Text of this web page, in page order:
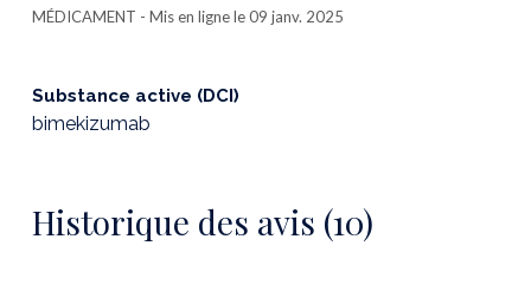
MÉDICAMENT - Mis en ligne le 09 janv. 2025
Substance active (DCI)
bimekizumab
Historique des avis (10)